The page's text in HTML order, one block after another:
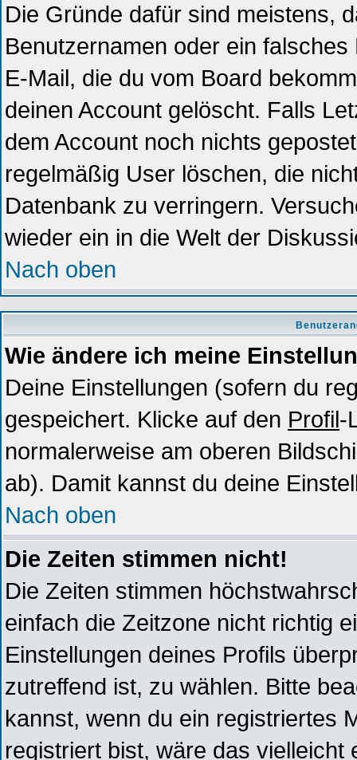
Die Gründe dafür sind meistens,
Benutzernamen oder ein
E-Mail, die du vom Board
deinen Account gelöscht. Falls
dem Account noch nichts
regelmäßig User löschen, die
Datenbank zu verringern.
wieder ein in die Welt der
Nach oben
Wie ändere ich meine
Deine Einstellungen (sofern du
gespeichert. Klicke auf den Profil-
normalerweise am oberen
ab). Damit kannst du deine
Nach oben
Die Zeiten stimmen nicht!
Die Zeiten stimmen
einfach die Zeitzone nicht richtig
Einstellungen deines Profils
zutreffend ist, zu wählen. Bitte
kannst, wenn du ein registriertes
registriert bist, wäre das vielleicht